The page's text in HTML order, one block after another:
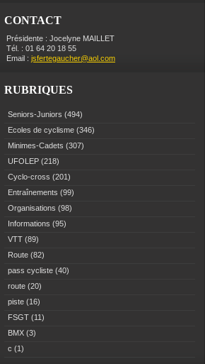
CONTACT
Présidente : Jocelyne MAILLET
Tél. : 01 64 20 18 55
Email : jsfertegaucher@aol.com
RUBRIQUES
Seniors-Juniors (494)
Ecoles de cyclisme (346)
Minimes-Cadets (307)
UFOLEP (218)
Cyclo-cross (201)
Entraînements (99)
Organisations (98)
Informations (95)
VTT (89)
Route (82)
pass cycliste (40)
route (20)
piste (16)
FSGT (11)
BMX (3)
c (1)